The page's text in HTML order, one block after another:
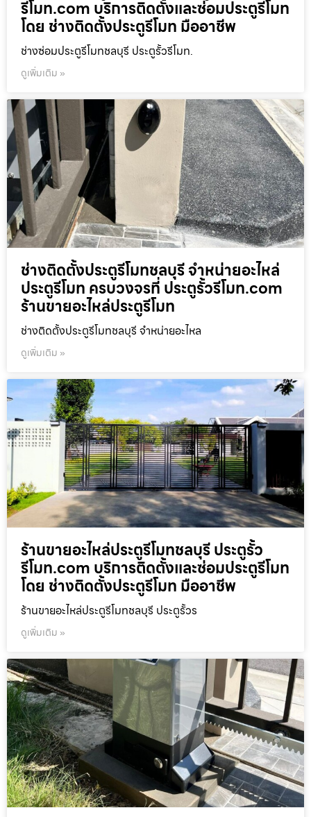
รีโมท.com บริการติดตั้งและซ่อมประตูรีโมท
โดย ช่างติดตั้งประตูรีโมท มืออาชีพ
ช่างซ่อมประตูรีโมทชลบุรี ประตูรั้วรีโมท.
ดูเพิ่มเติม »
ช่างติดตั้งประตูรีโมทชลบุรี จำหน่ายอะไหล่
ประตูรีโมท ครบวงจรที่ ประตูรั้วรีโมท.com
ร้านขายอะไหล่ประตูรีโมท
ช่างติดตั้งประตูรีโมทชลบุรี จำหน่ายอะไหล
ดูเพิ่มเติม »
ร้านขายอะไหล่ประตูรีโมทชลบุรี ประตูรั้ว
รีโมท.com บริการติดตั้งและซ่อมประตูรีโมท
โดย ช่างติดตั้งประตูรีโมท มืออาชีพ
ร้านขายอะไหล่ประตูรีโมทชลบุรี ประตูรั้วร
ดูเพิ่มเติม »